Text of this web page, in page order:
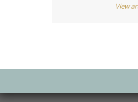
t
View